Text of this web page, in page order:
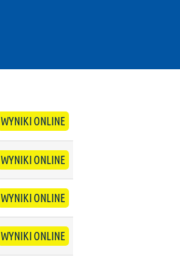
WYNIKI ONLINE
WYNIKI ONLINE
WYNIKI ONLINE
WYNIKI ONLINE